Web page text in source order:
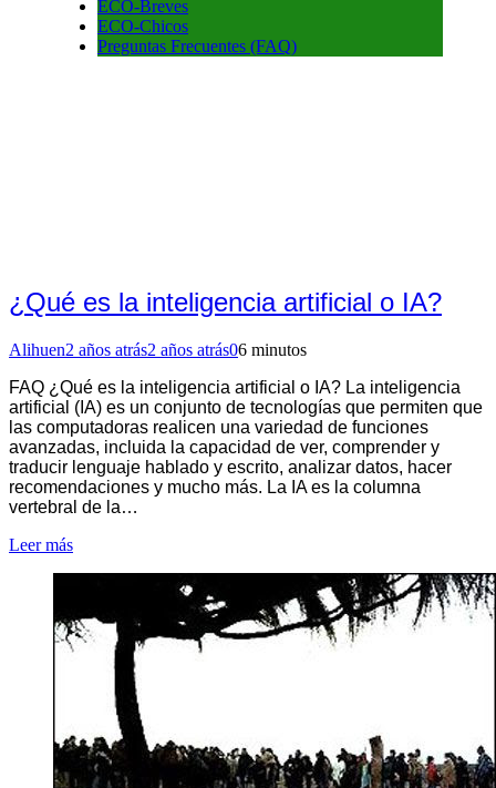
ECO-Breves
ECO-Chicos
Preguntas Frecuentes (FAQ)
¿Qué es la inteligencia artificial o IA?
Alihuen2 años atrás2 años atrás06 minutos
FAQ ¿Qué es la inteligencia artificial o IA? La inteligencia
artificial (IA) es un conjunto de tecnologías que permiten que
las computadoras realicen una variedad de funciones
avanzadas, incluida la capacidad de ver, comprender y
traducir lenguaje hablado y escrito, analizar datos, hacer
recomendaciones y mucho más. La IA es la columna
vertebral de la…
Leer más